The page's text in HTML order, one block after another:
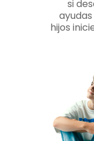
si
hijos